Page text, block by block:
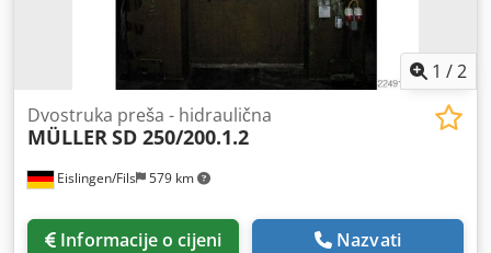
1 /2
Eislingen/Fils 579 km
Dvostruka preša - hidraulična
MÜLLERSD 250/200.1.2
Informacije o cijeni Nazvati